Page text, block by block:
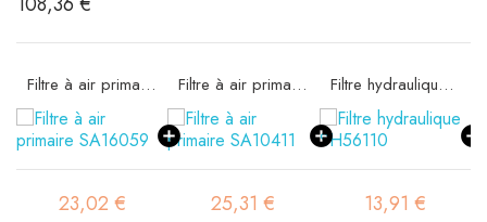
Filtre à air primaire SA16059
23,02 €
Filtre à air primaire SA10411
25,31 €
Filtre hydraulique SH56110
13,91 €